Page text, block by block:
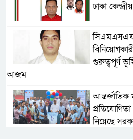
ঢাকা
সিএমএসএফ
গুরুত্বপূর্ণ
আজম
আন্তর্জাতিক
নিয়েছে